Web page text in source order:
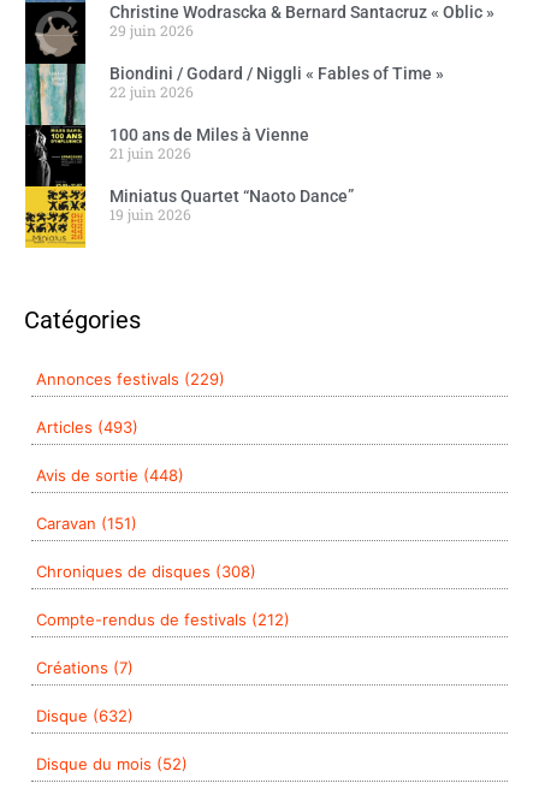
Christine Wodrascka & Bernard Santacruz « Oblic »
29 juin 2026
Biondini / Godard / Niggli « Fables of Time »
22 juin 2026
100 ans de Miles à Vienne
21 juin 2026
Miniatus Quartet “Naoto Dance”
19 juin 2026
Catégories
Annonces festivals (229)
Articles (493)
Avis de sortie (448)
Caravan (151)
Chroniques de disques (308)
Compte-rendus de festivals (212)
Créations (7)
Disque (632)
Disque du mois (52)